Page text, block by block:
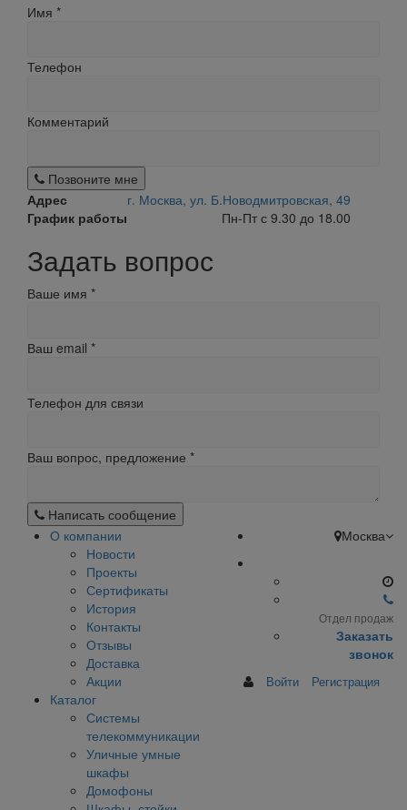
Имя *
Телефон
Комментарий
Позвоните мне
Адрес
г. Москва, ул. Б.Новодмитровская, 49
График работы
Пн-Пт с 9.30 до 18.00
Задать вопрос
Ваше имя *
Ваш email *
Телефон для связи
Ваш вопрос, предложение *
Написать сообщение
О компании
Новости
Проекты
Сертификаты
История
Контакты
Отзывы
Доставка
Акции
Каталог
Системы
телекоммуникации
Уличные умные
шкафы
Домофоны
Москва
Отдел продаж
Заказать
звонок
Войти Регистрация